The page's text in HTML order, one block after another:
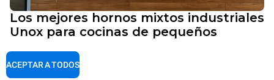
Los mejores hornos mixtos industriales
Unox para cocinas de pequeños
Los restaurantes independientes suelen trabajar en
cocinas compactas, pero eso no significa renunciar a la
ACEPTAR A TODOS